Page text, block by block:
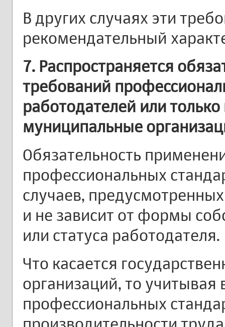
В других случаях эти
рекомендательный
7. Распространяется
требований
работодателей или
муниципальные
Обязательность
профессиональных
случаев,
и не зависит от формы
или статуса работодателя.
Что касается
организаций, то
профессиональных